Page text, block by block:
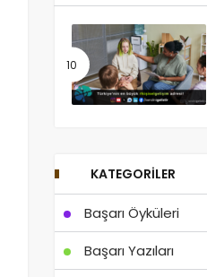
KATEGORILER
Başarı Öyküleri
Başarı Yazıları